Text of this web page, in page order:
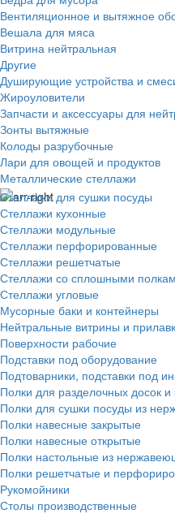
Вентиляционное и вытяжное
Вешала для мяса
Витрина нейтральная
Другие
Душирующие устройства и
Жироуловители
Запчасти и аксессуары для
Зонты вытяжные
Колоды разрубочные
Лари для овощей и продуктов
Металлические стеллажи
Стеллажи для сушки посуды
Стеллажи кухонные
Стеллажи модульные
Стеллажи перфорированные
Стеллажи решетчатые
Стеллажи со сплошными
Стеллажи угловые
Мусорные баки и контейнеры
Нейтральные витрины и
Поверхности рабочие
Подставки под оборудование
Подтоварники, подставки под
Полки для разделочных досок
Полки для сушки посуды из
Полки навесные закрытые
Полки навесные открытые
Полки настольные из
Полки решетчатые и
Рукомойники
Столы производственные